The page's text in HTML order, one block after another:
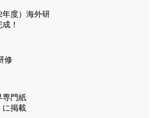
年度）海外研
！
修